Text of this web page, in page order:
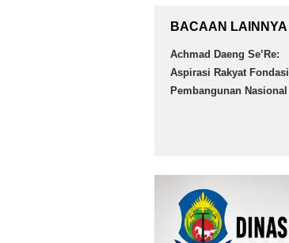
BACAAN LAINNYA
Achmad Daeng Se’Re:
Aspirasi Rakyat Fondasi
Pembangunan Nasional